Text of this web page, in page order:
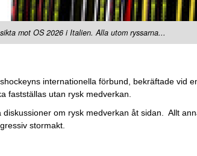
mot OS 2026 i Italien. Alla utom ryssarna...
internationella förbund, bekräftade vid
fastställas utan rysk medverkan.
om rysk medverkan åt sidan. Allt
stormakt.